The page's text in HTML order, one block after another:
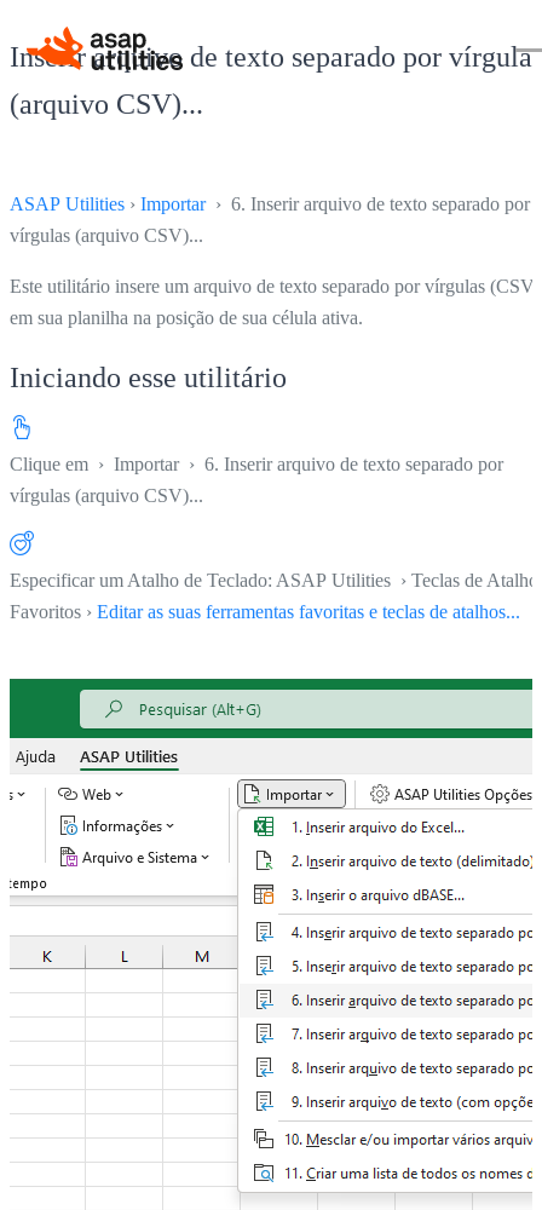
Inserir arquivo de texto separado por vírgulas
(arquivo CSV)...
ASAP Utilities › Importar› 6. Inserir arquivo de texto separado por
vírgulas (arquivo CSV)...
Este utilitário insere um arquivo de texto separado por vírgulas (CSV)
em sua planilha na posição de sua célula ativa.
Iniciando esse utilitário
Clique em › Importar› 6. Inserir arquivo de texto separado por
vírgulas (arquivo CSV)...
Especificar um Atalho de Teclado: ASAP Utilities › Teclas de Atalho
Favoritos › Editar as suas ferramentas favoritas e teclas de atalhos...